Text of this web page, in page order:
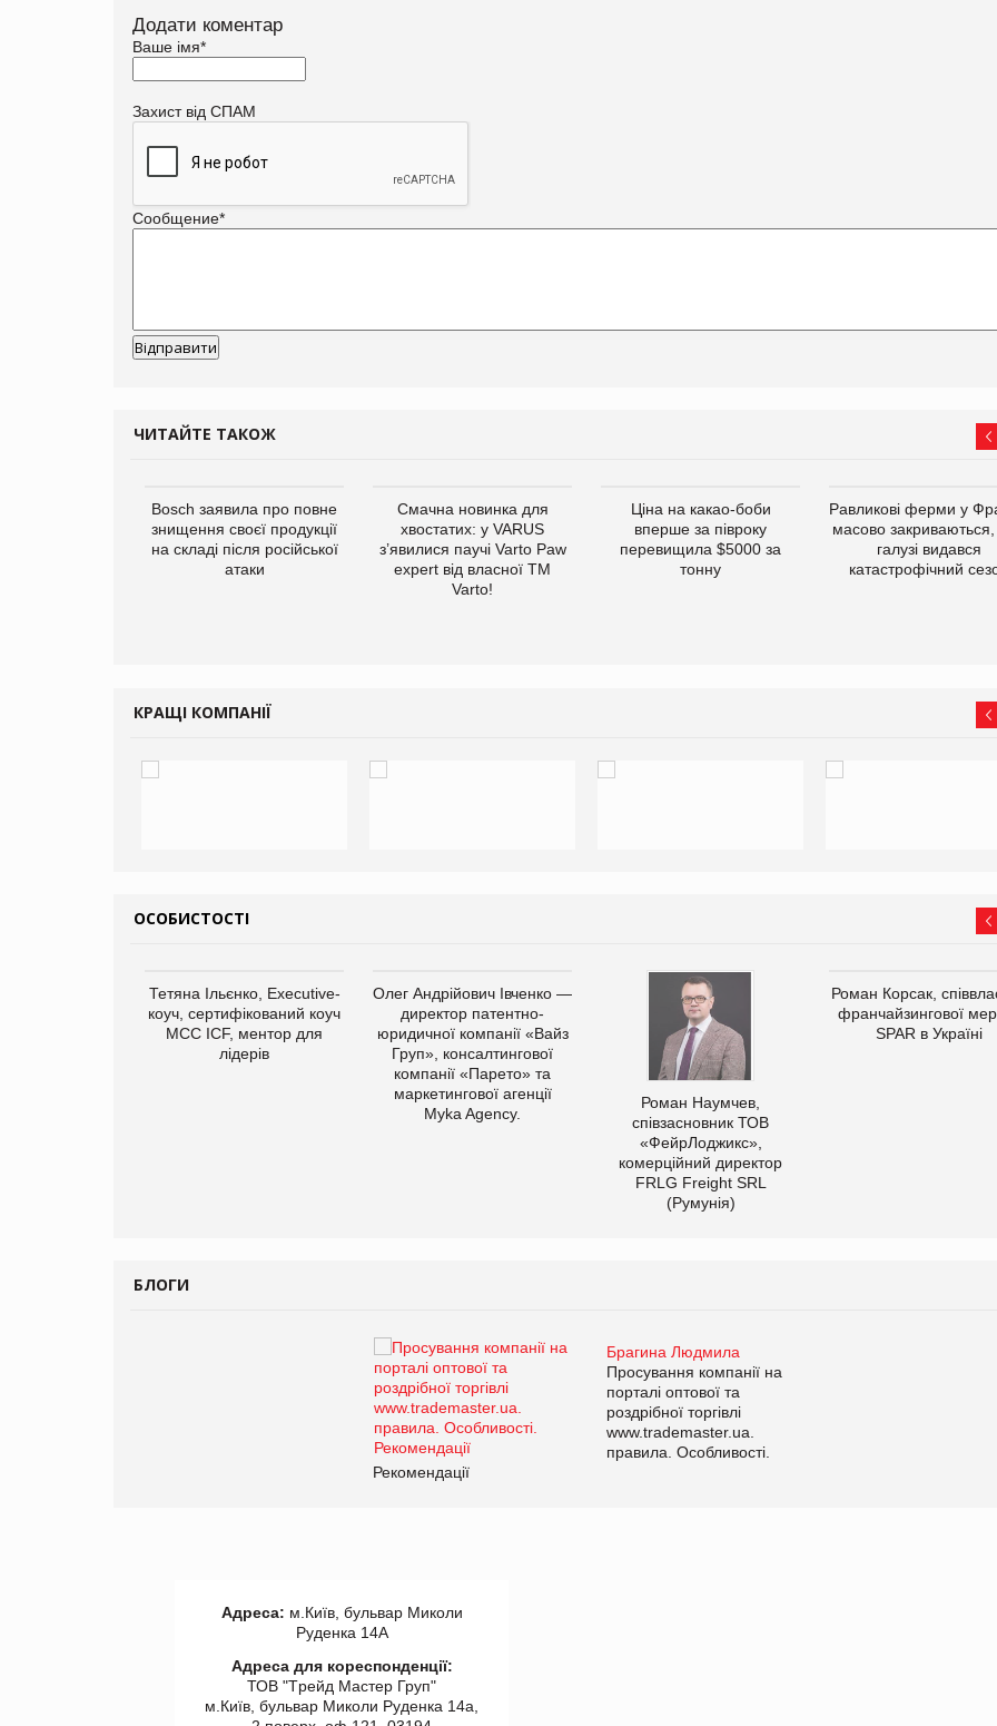
Додати коментар
Ваше імя*
Захист від СПАМ
Сообщение*
ЧИТАЙТЕ ТАКОЖ
Bosch заявила про повне
знищення своєї продукції
на складі після російської
атаки
Смачна новинка для
хвостатих: у VARUS
з’явилися паучі Varto Paw
expert від власної ТМ
Varto!
Ціна на какао-боби
вперше за півроку
перевищила $5000 за
тонну
Равликові ферми у
масово
галузі видався
катастрофічний
КРАЩІ КОМПАНІЇ
ОСОБИСТОСТІ
Тетяна Ільєнко, Executive-
коуч, сертифікований коуч
МСС ICF, ментор для
лідерів
Олег Андрійович Івченко —
директор патентно-
юридичної компанії «Вайз
Груп», консалтингової
компанії «Парето» та
маркетингової агенції
Myka Agency.
Роман Наумчев,
співзасновник ТОВ
«ФейрЛоджикс»,
комерційний директор
FRLG Freight SRL
(Румунія)
Роман Корсак,
франчайзингової
SPAR в Україні
БЛОГИ
Брагина Людмила
Просування компанії на
порталі оптової та
роздрібної торгівлі
www.trademaster.ua.
правила. Особливості.
Рекомендації
Адреса: м.Київ, бульвар Миколи
Руденка 14А
Адреса для кореспонденції:
ТОВ "Tрейд Мастер Груп"
м.Київ, бульвар Миколи Руденка 14а,